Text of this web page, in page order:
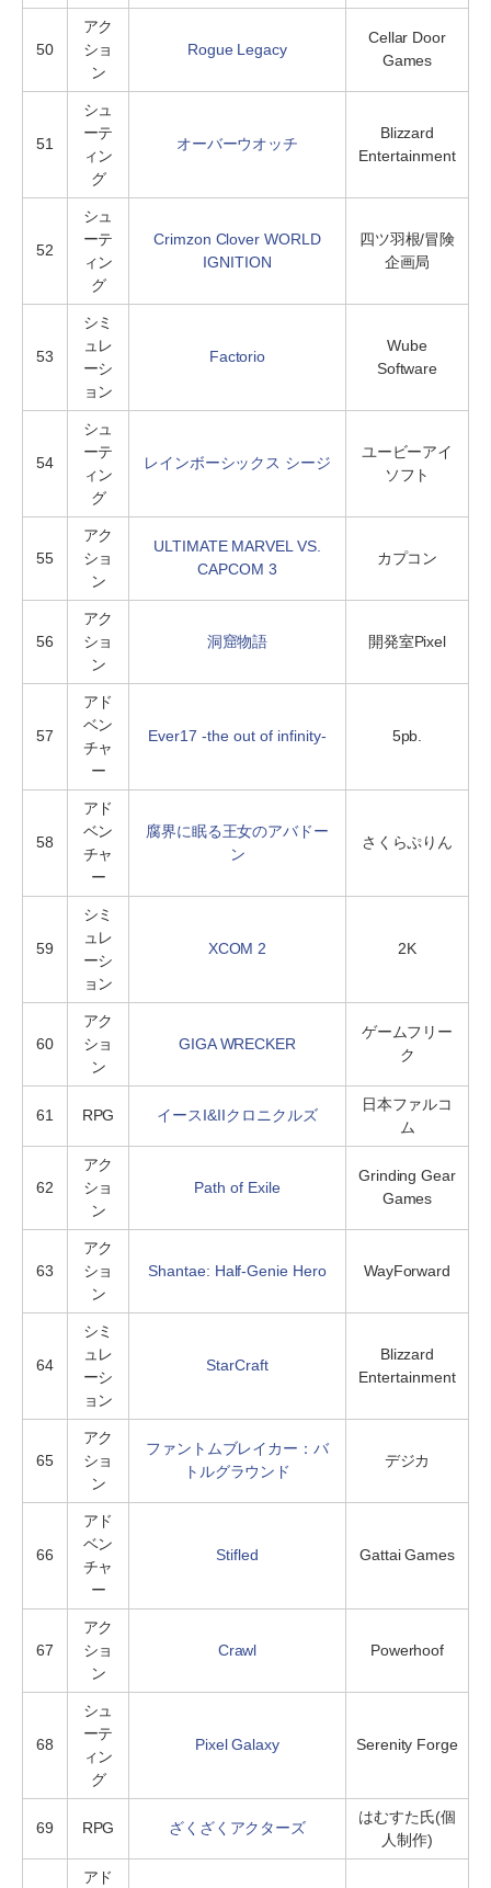
50
アク
ショ
ン
Rogue Legacy
Cellar Door
Games
51
シュ
ーテ
ィン
グ
オーバーウオッチ
Blizzard
Entertainment
52
シュ
ーテ
ィン
グ
Crimzon Clover WORLD
IGNITION
四ツ羽根/冒険
企画局
53
シミ
ュレ
ーシ
ョン
Factorio
Wube
Software
54
シュ
ーテ
ィン
グ
レインボーシックス シージ
ユービーアイ
ソフト
55
アク
ショ
ン
ULTIMATE MARVEL VS.
CAPCOM 3
カプコン
56
アク
ショ
ン
洞窟物語 開発室Pixel
57
アド
ベン
チャ
ー
Ever17 -the out of infinity- 5pb.
58
アド
ベン
チャ
ー
腐界に眠る王女のアバドー
ン
さくらぷりん
59
シミ
ュレ
ーシ
ョン
XCOM 2 2K
60
アク
ショ
ン
GIGA WRECKER
ゲームフリー
ク
61 RPG イースI&IIクロニクルズ
日本ファルコ
ム
62
アク
ショ
ン
Path of Exile
Grinding Gear
Games
63
アク
ショ
ン
Shantae: Half-Genie Hero WayForward
64
シミ
ュレ
ーシ
ョン
StarCraft
Blizzard
Entertainment
65
アク
ショ
ン
ファントムブレイカー：バ
トルグラウンド
デジカ
66
アド
ベン
チャ
ー
Stifled Gattai Games
67
アク
ショ
ン
Crawl Powerhoof
68
シュ
ーテ
ィン
グ
Pixel Galaxy Serenity Forge
69 RPG ざくざくアクターズ
はむすた氏(個
人制作)
アド